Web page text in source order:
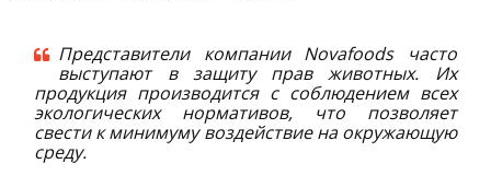
Представители компании Novafoods часто
выступают в защиту прав животных. Их
продукция производится с соблюдением всех
экологических нормативов, что позволяет
свести к минимуму воздействие на окружающую
среду.